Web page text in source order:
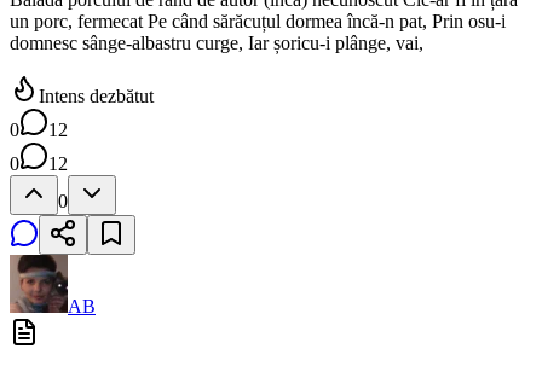
un porc, fermecat Pe când sărăcuțul dormea încă-n pat, Prin osu-i
domnesc sânge-albastru curge, Iar șoricu-i plânge, vai,
Intens dezbătut
0
12
0
12
0
AB